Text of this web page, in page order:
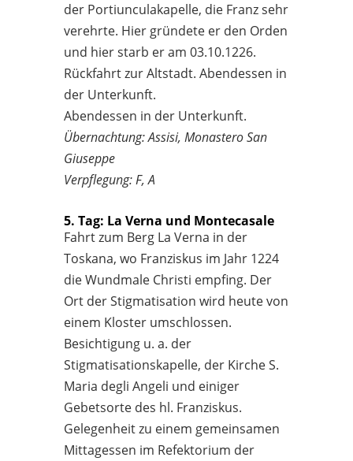
der Portiunculakapelle, die Franz sehr
verehrte. Hier gründete er den Orden
und hier starb er am 03.10.1226.
Rückfahrt zur Altstadt. Abendessen in
der Unterkunft.
Abendessen in der Unterkunft.
Übernachtung: Assisi, Monastero San
Giuseppe
Verpflegung: F, A
5. Tag: La Verna und Montecasale
Fahrt zum Berg La Verna in der
Toskana, wo Franziskus im Jahr 1224
die Wundmale Christi empfing. Der
Ort der Stigmatisation wird heute von
einem Kloster umschlossen.
Besichtigung u. a. der
Stigmatisationskapelle, der Kirche S.
Maria degli Angeli und einiger
Gebetsorte des hl. Franziskus.
Gelegenheit zu einem gemeinsamen
Mittagessen im Refektorium der